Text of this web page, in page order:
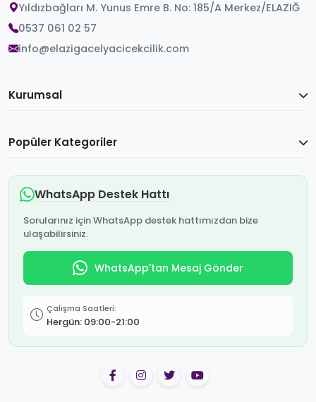
Yıldızbağları M. Yunus Emre B. No: 185/A Merkez/ELAZIĞ
0537 061 02 57
info@elazigacelyacicekcilik.com
Kurumsal
Popüler Kategoriler
WhatsApp Destek Hattı
Sorularınız için WhatsApp destek hattımızdan bize
ulaşabilirsiniz.
WhatsApp'tan Mesaj Gönder
Çalışma Saatleri:
Hergün: 09:00-21:00